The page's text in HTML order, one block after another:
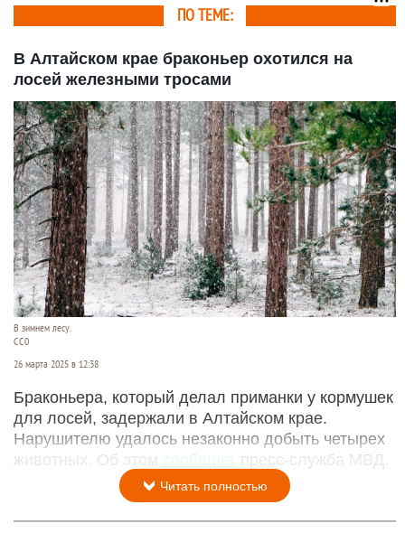
ПО ТЕМЕ:
В Алтайском крае браконьер охотился на
лосей железными тросами
В зимнем лесу.
СС0
26 марта 2025 в 12:38
Браконьера, который делал приманки у кормушек
для лосей, задержали в Алтайском крае.
Нарушителю удалось незаконно добыть четырех
животных. Об этом
сообщает пресс-служба МВД.
Читать полностью